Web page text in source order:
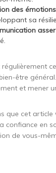
des
sa
être
et mener
que cet
confiance en
de vous-